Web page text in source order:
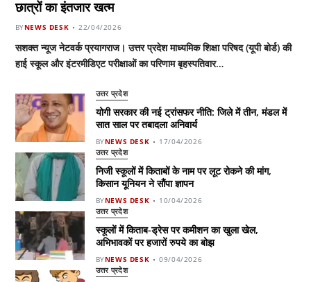
छात्रों का इंतजार खत्म
BYNEWS DESK 22/04/2026
सशक्त न्यूज नेटवर्क प्रयागराज। उत्तर प्रदेश माध्यमिक शिक्षा परिषद (यूपी बोर्ड) की
हाई स्कूल और इंटरमीडिएट परीक्षाओं का परिणाम बृहस्पतिवार…
उत्तर प्रदेश
योगी सरकार की नई ट्रांसफर नीति: जिले में तीन, मंडल में
सात साल पर तबादला अनिवार्य
BYNEWS DESK 17/04/2026
उत्तर प्रदेश
निजी स्कूलों में किताबों के नाम पर लूट रोकने की मांग,
किसान यूनियन ने सौंपा ज्ञापन
BYNEWS DESK 10/04/2026
उत्तर प्रदेश
स्कूलों में किताब-ड्रेस पर कमीशन का खुला खेल,
अभिभावकों पर हजारों रुपये का बोझ
BYNEWS DESK 09/04/2026
उत्तर प्रदेश